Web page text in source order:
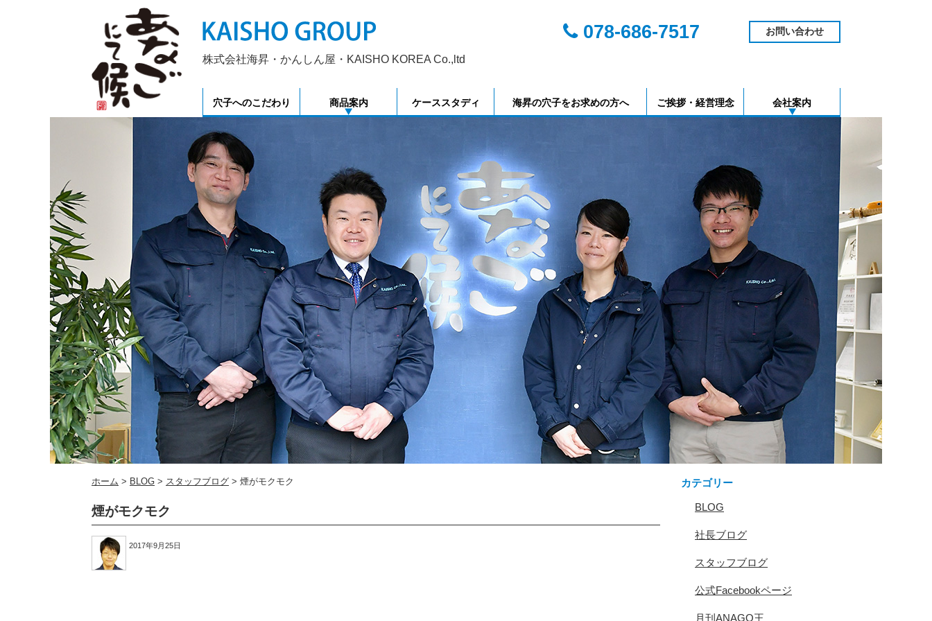
株式会社海昇・かんしん屋・KAISHO KOREA Co.,ltd
078-686-7517 お問い合わせ
穴子へのこだわり 商品案内 ケーススタディ 海昇の穴子をお求めの方へ ご挨拶・経営理念 会社案内
ホーム > BLOG > スタッフブログ > 煙がモクモク
煙がモクモク
2017年9月25日
カテゴリー
BLOG
社長ブログ
スタッフブログ
公式Facebookページ
月刊ANAGO王